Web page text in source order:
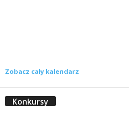
Zobacz cały kalendarz
Konkursy